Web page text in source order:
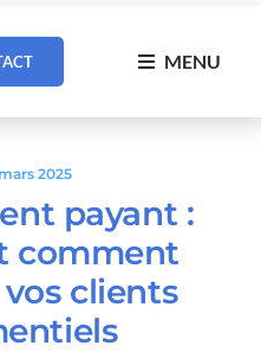
MENU
2025
payant :
comment
clients